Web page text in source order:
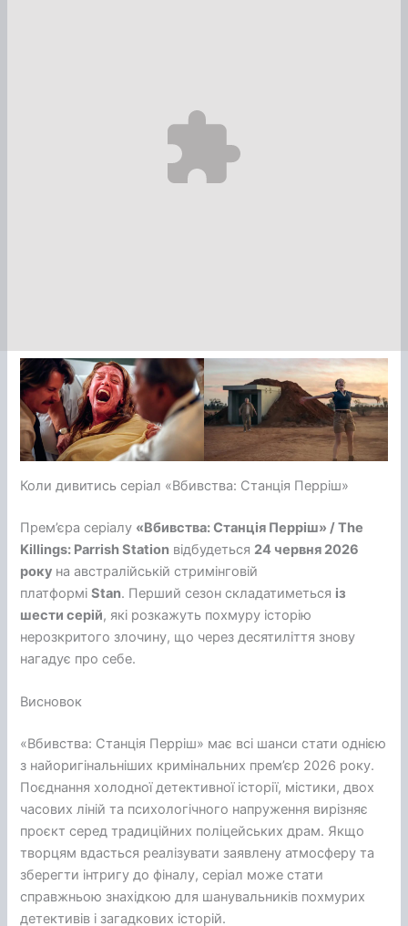
Коли дивитись серіал «Вбивства: Станція Перріш»
Прем’єра серіалу «Вбивства: Станція Перріш» / The
Killings: Parrish Station відбудеться 24 червня 2026
року на австралійській стримінговій
платформіStan. Перший сезон складатиметься із
шести серій, які розкажуть похмуру історію
нерозкритого злочину, що через десятиліття знову
нагадує про себе.
Висновок
«Вбивства: Станція Перріш» має всі шанси стати однією
з найоригінальніших кримінальних прем’єр 2026 року.
Поєднання холодної детективної історії, містики, двох
часових ліній та психологічного напруження вирізняє
проєкт серед традиційних поліцейських драм. Якщо
творцям вдасться реалізувати заявлену атмосферу та
зберегти інтригу до фіналу, серіал може стати
справжньою знахідкою для шанувальників похмурих
детективів і загадкових історій.